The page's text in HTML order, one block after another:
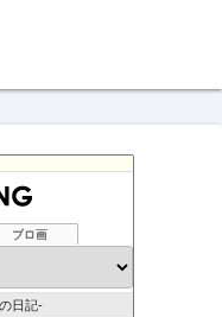
ブロ画
極システムトレード
ダーの収支報告ブログ
日記-